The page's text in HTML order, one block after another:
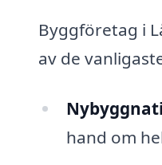
Byggföretag i
av de
hand om